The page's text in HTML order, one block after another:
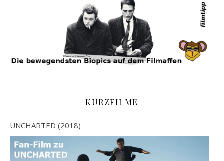
KURZFILME
UNCHARTED (2018)